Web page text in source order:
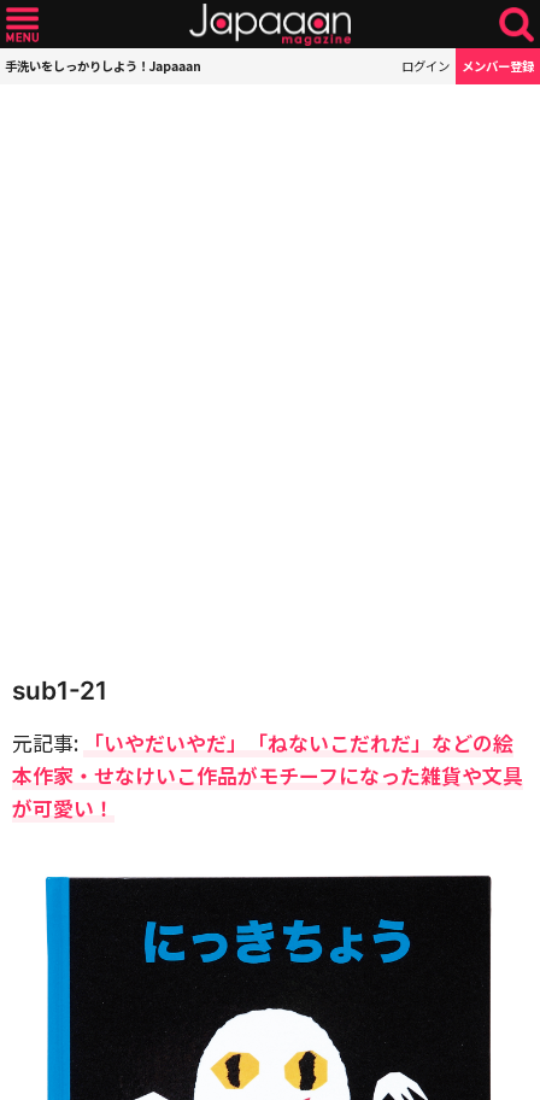
手洗いをしっかりしよう！Japaaan ログイン メンバー登録
sub1-21
元記事: 「いやだいやだ」「ねないこだれだ」などの絵
本作家・せなけいこ作品がモチーフになった雑貨や文具
が可愛い！